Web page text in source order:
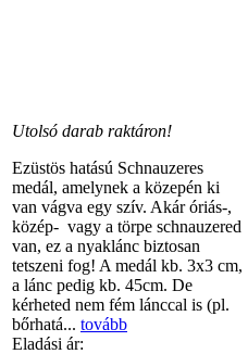
Utolsó darab raktáron!
Ezüstös hatású Schnauzeres
medál, amelynek a közepén ki
van vágva egy szív. Akár óriás-,
közép- vagy a törpe schnauzered
van, ez a nyaklánc biztosan
tetszeni fog! A medál kb. 3x3 cm,
a lánc pedig kb. 45cm. De
kérheted nem fém lánccal is (pl.
bőrhatá... tovább
Eladási ár: